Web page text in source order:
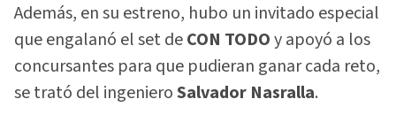
Además, en su estreno, hubo un invitado especial
que engalanó el set deCON TODOy apoyó a los
concursantes para que pudieran ganar cada reto,
se trató del ingenieroSalvador Nasralla.